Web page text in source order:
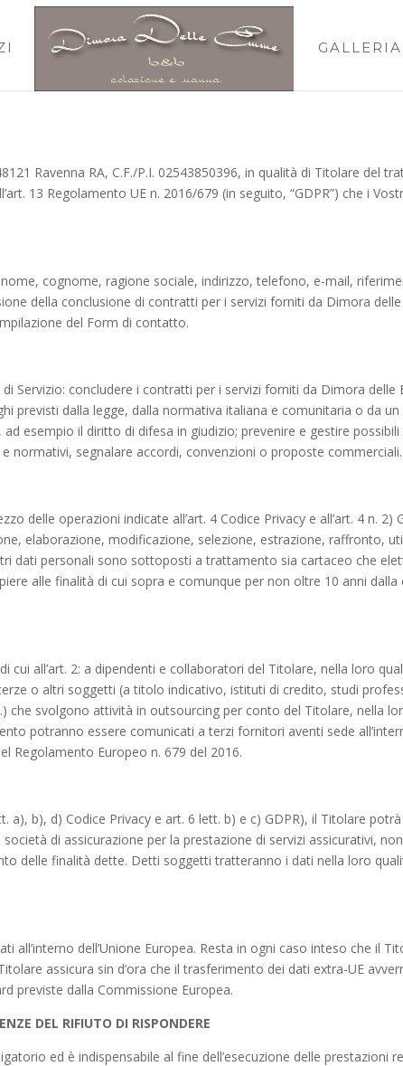
GALLERIA
Ravenna RA, C.F./P.I. 02543850396, in qualità di Titolare del
13 Regolamento UE n. 2016/679 (in seguito, “GDPR”) che i
cognome, ragione sociale, indirizzo, telefono, e-mail,
della conclusione di contratti per i servizi forniti da Dimora
del Form di contatto.
Servizio: concludere i contratti per i servizi forniti da Dimora delle
previsti dalla legge, dalla normativa italiana e comunitaria o da
esempio il diritto di difesa in giudizio; prevenire e gestire
normativi, segnalare accordi, convenzioni o proposte commerciali.
delle operazioni indicate all’art. 4 Codice Privacy e all’art. 4 n. 2)
elaborazione, modificazione, selezione, estrazione, raffronto,
dati personali sono sottoposti a trattamento sia cartaceo che
alle finalità di cui sopra e comunque per non oltre 10 anni
cui all’art. 2: a dipendenti e collaboratori del Titolare, nella loro
o altri soggetti (a titolo indicativo, istituti di credito, studi
che svolgono attività in outsourcing per conto del Titolare, nella
potranno essere comunicati a terzi fornitori aventi sede
Regolamento Europeo n. 679 del 2016.
a), b), d) Codice Privacy e art. 6 lett. b) e c) GDPR), il Titolare
di assicurazione per la prestazione di servizi assicurativi,
delle finalità dette. Detti soggetti tratteranno i dati nella loro
all’interno dell’Unione Europea. Resta in ogni caso inteso che il
assicura sin d’ora che il trasferimento dei dati extra-UE
previste dalla Commissione Europea.
DEL RIFIUTO DI RISPONDERE
ed è indispensabile al fine dell’esecuzione delle